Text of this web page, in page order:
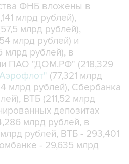
ФНБ вложены в
млрд рублей),
млрд рублей),
млрд рублей) и
млрд рублей), в
ПАО "ДОМ.РФ" (218,329
(77,321 млрд
млрд рублей), Сбербанка
ВТБ (211,52 млрд
депозитах
млрд рублей, в
рублей, ВТБ - 293,401
- 29,635 млрд